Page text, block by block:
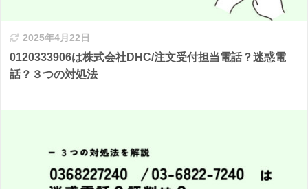
2025年4月22日
0120333906は株式会社DHC/注文受付担当電話？迷惑電
話？３つの対処法